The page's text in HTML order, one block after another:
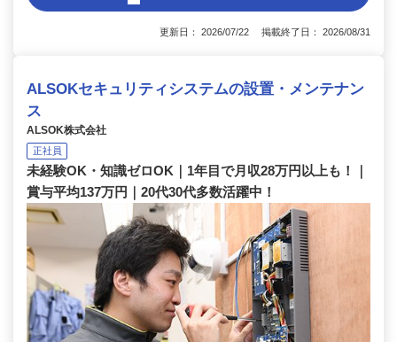
更新日： 2026/07/22 掲載終了日： 2026/08/31
ALSOKセキュリティシステムの設置・メンテナン
ス
ALSOK株式会社
正社員
未経験OK・知識ゼロOK｜1年目で月収28万円以上も！｜
賞与平均137万円｜20代30代多数活躍中！